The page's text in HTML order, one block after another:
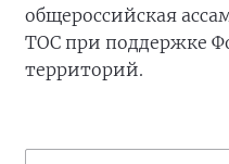
общероссийская
ТОС при поддержке
территорий.